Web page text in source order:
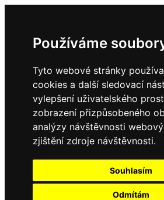
Používáme
Tyto webové stránky
cookies a další sledovací
vylepšení uživatelského
zobrazení přizpůsobeného
analýzy návštěvnosti
zjištění zdroje návštěvnosti.
Souhlasím
Odmítám